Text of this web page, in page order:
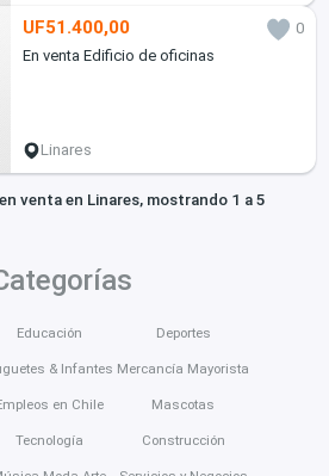
UF51.400,00
0
En venta Edificio de oficinas
Linares
venta en Linares, mostrando 1 a 5
Educación
& Infantes
en Chile
Tecnología
Deportes
Mercancía Mayorista
Mascotas
Construcción